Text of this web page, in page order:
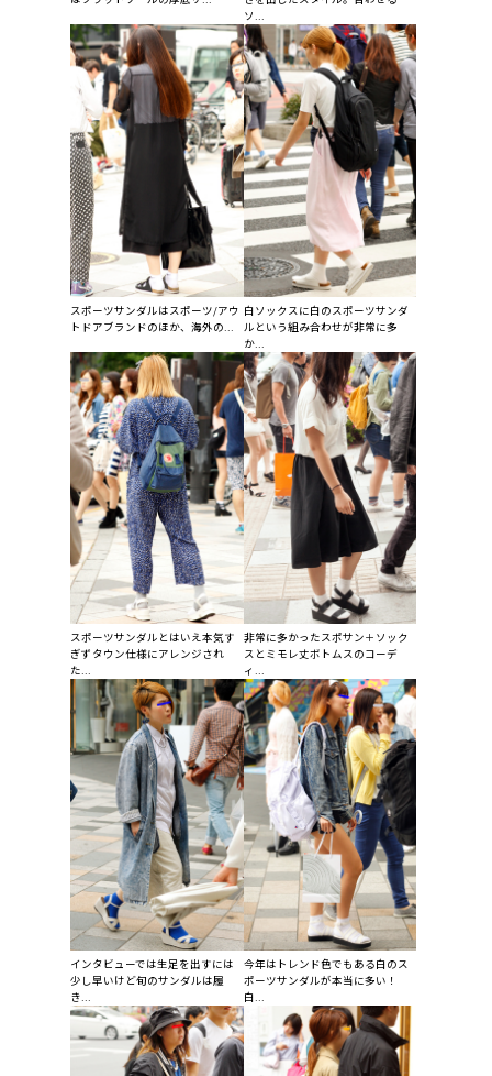
ソ...
スポーツサンダルはスポーツ/アウ
トドアブランドのほか、海外の...
白ソックスに白のスポーツサンダ
ルという組み合わせが非常に多
か...
スポーツサンダルとはいえ本気す
ぎずタウン仕様にアレンジされ
た...
非常に多かったスポサン＋ソック
スとミモレ丈ボトムスのコーデ
ィ...
インタビューでは生足を出すには
少し早いけど旬のサンダルは履
き...
今年はトレンド色でもある白のス
ポーツサンダルが本当に多い！
白...